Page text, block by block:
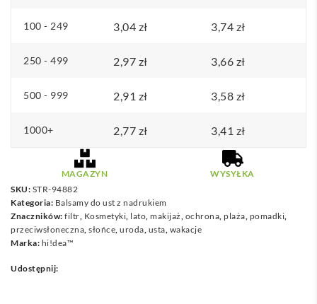
elementami
materiału
100 - 249 3,04 zł 3,74 zł
250 - 499 2,97 zł 3,66 zł
500 - 999 2,91 zł 3,58 zł
1000+ 2,77 zł 3,41 zł
MAGAZYN
WYSYŁKA
SKU: STR-94882
Kategoria: Balsamy do ust z nadrukiem
Znaczników: filtr, Kosmetyki, lato, makijaż, ochrona, plaża, pomadki,
przeciwsłoneczna, słońce, uroda, usta, wakacje
Marka: hi!dea™
Udostępnij: